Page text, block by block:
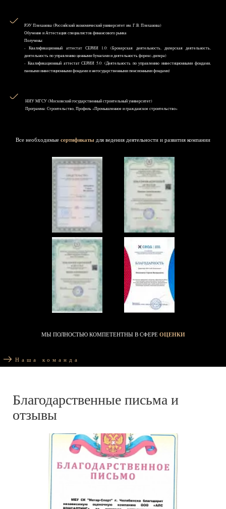
РЭУ Плеханова (Российский экономический университет им. Г.В. Плеханова)
Обучение и Аттестация специалистов финансового рынка
Получены:
- Квалификационный аттестат СЕРИИ 1.0: (Брокерская деятельность, дилерская деятельность,
деятельность по управлению ценными бумагами и деятельность форекс-дилера)
- Квалификационный аттестат СЕРИИ 5.0: (Деятельность по управлению инвестиционными фондами,
паевыми инвестиционными фондами и негосударственными пенсионными фондами)
НИУ MГСУ (Московский государственный строительный университет)
Программа: Строительство, Профиль «Промышленное и гражданское строительство»
Все необходимые сертификаты для ведения деятельности и развития компании
МЫ ПОЛНОСТЬЮ КОМПЕТЕНТНЫ В СФЕРЕ ОЦЕНКИ
Наша команда
Благодарственные письма и
отзывы